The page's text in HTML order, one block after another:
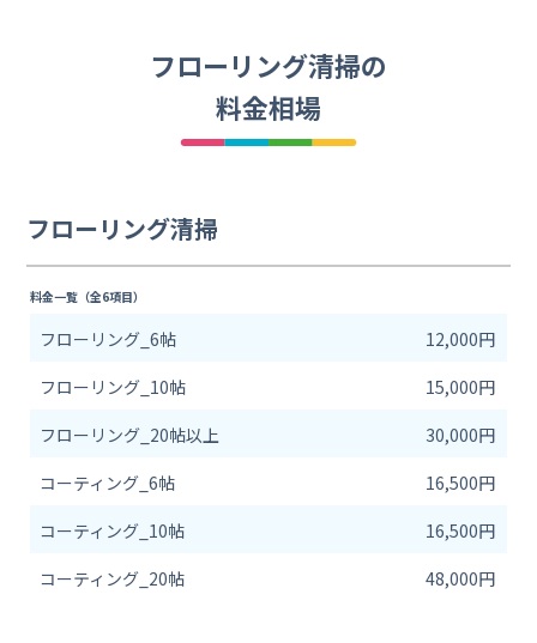
フローリング清掃の
料金相場
フローリング清掃
料金一覧（全6項目）
フローリング_6帖
12,000円
フローリング_10帖
15,000円
フローリング_20帖以上
30,000円
コーティング_6帖
16,500円
コーティング_10帖
16,500円
コーティング_20帖
48,000円